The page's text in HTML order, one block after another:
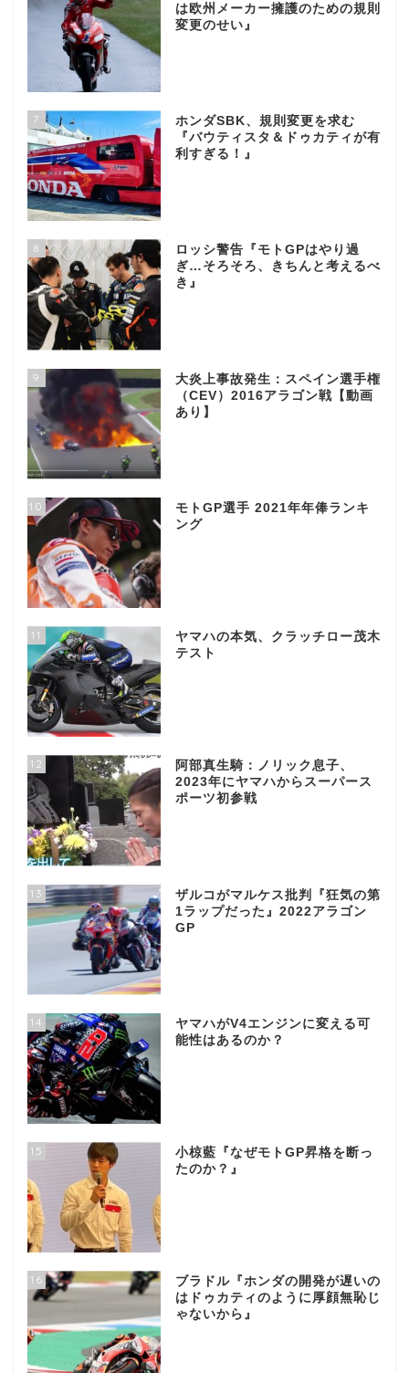
は欧州メーカー擁護のための規則
変更のせい』
7
ホンダSBK、規則変更を求む
『バウティスタ＆ドゥカティが有
利すぎる！』
8
ロッシ警告『モトGPはやり過
ぎ…そろそろ、きちんと考えるべ
き』
9
大炎上事故発生：スペイン選手権
（CEV）2016アラゴン戦【動画
あり】
10
モトGP選手 2021年年俸ランキ
ング
11
ヤマハの本気、クラッチロー茂木
テスト
12
阿部真生騎：ノリック息子、
2023年にヤマハからスーパース
ポーツ初参戦
13
ザルコがマルケス批判『狂気の第
1ラップだった』2022アラゴン
GP
14
ヤマハがV4エンジンに変える可
能性はあるのか？
15
小椋藍『なぜモトGP昇格を断っ
たのか？』
16
ブラドル『ホンダの開発が遅いの
はドゥカティのように厚顔無恥じ
ゃないから』